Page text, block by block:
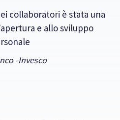
collaboratori è stata una
e allo sviluppo
-Invesco